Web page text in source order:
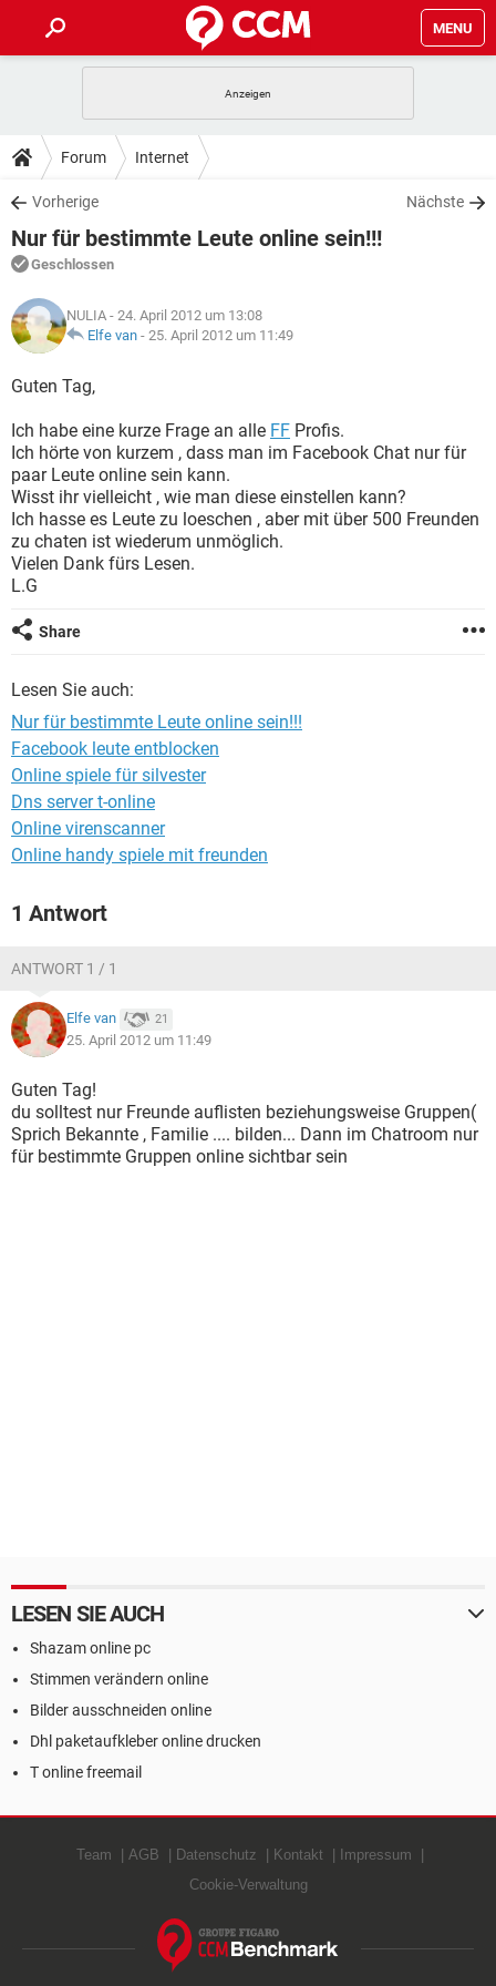
MENU
ANDROID
WINDOWS 10
WHATSAPP TIKTOK
FACEBOOK
TIPPS & TRICKS
SPIELE
WINDOWS 10
WHATSAPP
FACEBOOK HARDWARE
DOWNLOADS
SPIELE STREAMING
ANDROID
WINDOWS 10
WHATSAPP
FACEBOOK
FORUM
SPIELE
ANDROID IOS
FACEBOOK HARDWARE
LEXIKON
SPIELE
ANDROID
WINDOWS 10 INSTAGRAM
WHATSAPP
FACEBOOK HARDWARE
Forum Internet
Vorherige Nächste
Nur für bestimmte Leute online sein!!!
Geschlossen
NULIA - 24. April 2012 um 13:08
Elfe van - 25. April 2012 um 11:49
Guten Tag,
Ich habe eine kurze Frage an alle FF Profis.
Ich hörte von kurzem , dass man im Facebook Chat nur für
paar Leute online sein kann.
Wisst ihr vielleicht , wie man diese einstellen kann?
Ich hasse es Leute zu loeschen , aber mit über 500 Freunden
zu chaten ist wiederum unmöglich.
Vielen Dank fürs Lesen.
L.G
Share
Lesen Sie auch:
Nur für bestimmte Leute online sein!!!
Facebook leute entblocken
Online spiele für silvester
Dns server t-online
Online virenscanner
Online handy spiele mit freunden
1 Antwort
ANTWORT 1 / 1
Elfe van 21
25. April 2012 um 11:49
Guten Tag!
du solltest nur Freunde auflisten beziehungsweise Gruppen(
Sprich Bekannte , Familie .... bilden... Dann im Chatroom nur
für bestimmte Gruppen online sichtbar sein
LESEN SIE AUCH
Shazam online pc
Stimmen verändern online
Bilder ausschneiden online
Dhl paketaufkleber online drucken
T online freemail
Team AGB Datenschutz Kontakt
Impressum
Cookie-Verwaltung